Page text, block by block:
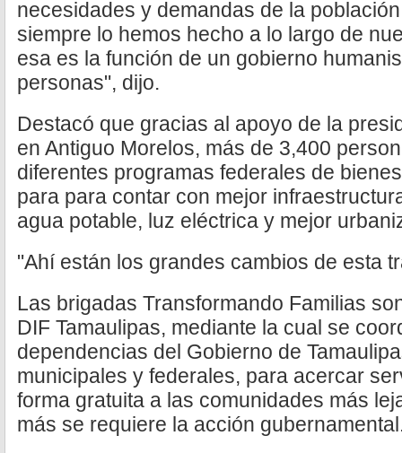
necesidades y demandas de la
siempre lo hemos hecho a lo largo de
esa es la función de un gobierno
personas", dijo.
Destacó que gracias al apoyo de la
en Antiguo Morelos, más de 3,400
diferentes programas federales de
para para contar con mejor
agua potable, luz eléctrica y mejor
"Ahí están los grandes cambios de esta
Las brigadas Transformando Familias
DIF Tamaulipas, mediante la cual se
dependencias del Gobierno de
municipales y federales, para acercar
forma gratuita a las comunidades más
más se requiere la acción